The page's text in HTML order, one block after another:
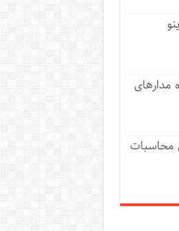
مدارهای
محاسبات